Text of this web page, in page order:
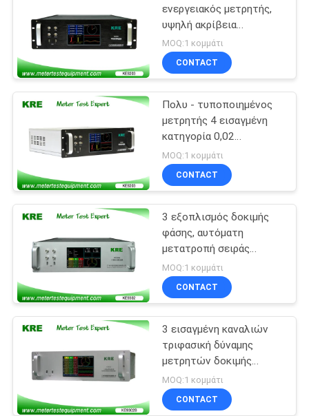
ΖΗΤΉΣΤΕ
ΈΝΑ
ΑΠΌΣΠΑΣΜΑ
SITEMAP
PRIVACY
POLICY
εξοπλισμός
δοκιμής
ενεργειακών
μετρητών
Πεδίο δοκιμών
μετρητών ενιαίας
φάσης
10
Τριφασικό πεδίο
δοκιμών μετρητών
ενεργειακός μετρητής,
υψηλή ακρίβεια
εξεταστικού εξοπλισμού
ενεργειακών μετρητών
MOQ:1 κομμάτι
CONTACT
Πολυ - τυποποιημένος
μετρητής 4 εισαγμένη
κατηγορία 0,02
αναφοράς λειτουργίας
καναλιών
MOQ:1 κομμάτι
CONTACT
3 εξοπλισμός δοκιμής
φάσης, αυτόματη
μετατροπή σειράς
εξοπλισμού
βαθμολόγησης
ενεργειακών μετρητών
MOQ:1 κομμάτι
CONTACT
3 εισαγμένη καναλιών
τριφασική δύναμης
μετρητών δοκιμής
εξοπλισμού μετατόπιση
σειράς χρώματος LCD
αυτόματη
MOQ:1 κομμάτι
CONTACT